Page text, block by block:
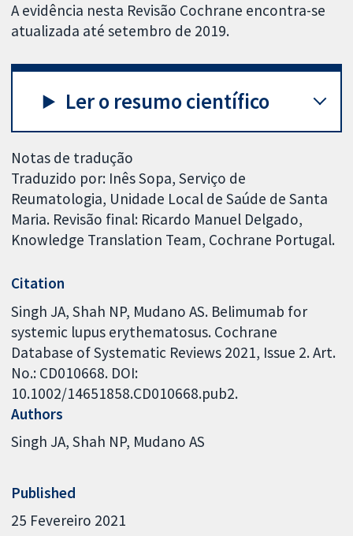
A evidência nesta Revisão Cochrane encontra-se
atualizada até setembro de 2019.
Ler o resumo científico
Notas de tradução
Traduzido por: Inês Sopa, Serviço de
Reumatologia, Unidade Local de Saúde de Santa
Maria. Revisão final: Ricardo Manuel Delgado,
Knowledge Translation Team, Cochrane Portugal.
Citation
Singh JA, Shah NP, Mudano AS. Belimumab for
systemic lupus erythematosus. Cochrane
Database of Systematic Reviews 2021, Issue 2. Art.
No.: CD010668. DOI:
10.1002/14651858.CD010668.pub2.
Authors
Singh JA Shah NP Mudano AS
Published
25 Fevereiro 2021